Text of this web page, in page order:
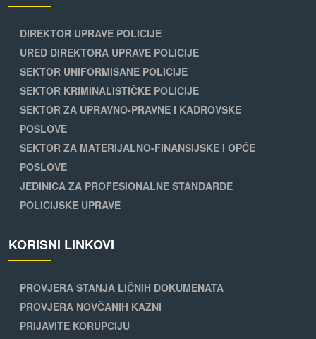
DIREKTOR UPRAVE POLICIJE
URED DIREKTORA UPRAVE POLICIJE
SEKTOR UNIFORMISANE POLICIJE
SEKTOR KRIMINALISTIČKE POLICIJE
SEKTOR ZA UPRAVNO-PRAVNE I KADROVSKE
POSLOVE
SEKTOR ZA MATERIJALNO-FINANSIJSKE I OPĆE
POSLOVE
JEDINICA ZA PROFESIONALNE STANDARDE
POLICIJSKE UPRAVE
KORISNI LINKOVI
PROVJERA STANJA LIČNIH DOKUMENATA
PROVJERA NOVČANIH KAZNI
PRIJAVITE KORUPCIJU